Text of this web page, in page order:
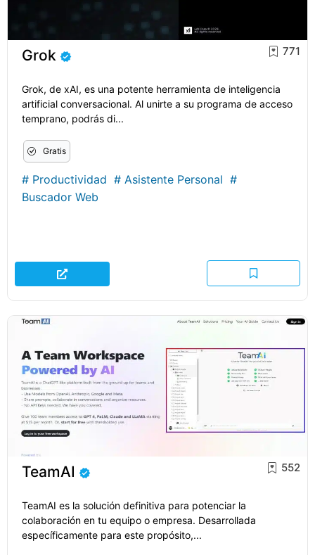
Grok 771
Grok, de xAI, es una potente herramienta de inteligencia
artificial conversacional. Al unirte a su programa de acceso
temprano, podrás di...
Gratis
# Productividad # Asistente Personal #
Buscador Web
TeamAI 552
TeamAI es la solución definitiva para potenciar la
colaboración en tu equipo o empresa. Desarrollada
específicamente para este propósito,...